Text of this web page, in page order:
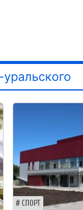
СПОРТ